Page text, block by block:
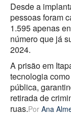
Desde a
pessoas foram
1.595 apenas
número que já
2024.
A prisão em
tecnologia
pública,
retirada de
ruas.Por Ana